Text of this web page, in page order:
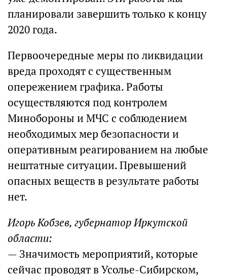
планировали завершить только к концу
2020 года.
Первоочередные меры по ликвидации
вреда проходят с существенным
опережением графика. Работы
осуществляются под контролем
Минобороны и МЧС с соблюдением
необходимых мер безопасности и
оперативным реагированием на любые
нештатные ситуации. Превышений
опасных веществ в результате работы
нет.
Игорь Кобзев, губернатор Иркутской
области:
— Значимость мероприятий, которые
сейчас проводят в Усолье-Сибирском,